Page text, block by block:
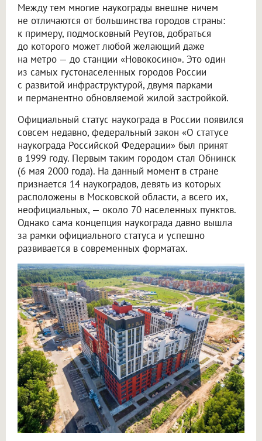
Между тем многие наукограды внешне ничем
не отличаются от большинства городов страны:
к примеру, подмосковный Реутов, добраться
до которого может любой желающий даже
на метро — до станции «Новокосино». Это один
из самых густонаселенных городов России
с развитой инфраструктурой, двумя парками
и перманентно обновляемой жилой застройкой.
Официальный статус наукограда в России появился
совсем недавно, федеральный закон «О статусе
наукограда Российской Федерации» был принят
в 1999 году. Первым таким городом стал Обнинск
(6 мая 2000 года). На данный момент в стране
признается 14 наукоградов, девять из которых
расположены в Московской области, а всего их,
неофициальных, — около 70 населенных пунктов.
Однако сама концепция наукограда давно вышла
за рамки официального статуса и успешно
развивается в современных форматах.